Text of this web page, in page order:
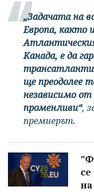
„Задачата на
Европа, както
Канада, е да
ще преодолее
независимо
променливи“,
премиерът.